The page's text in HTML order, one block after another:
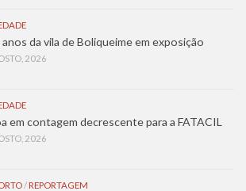
anos da vila de Boliqueime em exposição
2026
em contagem decrescente para a FATACIL
2026
/ REPORTAGEM